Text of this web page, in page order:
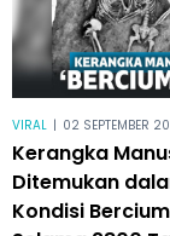
VIRAL | 02 SEPTEMBER
Kerangka
Ditemukan
Kondisi